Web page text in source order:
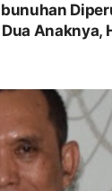
Anaknya,